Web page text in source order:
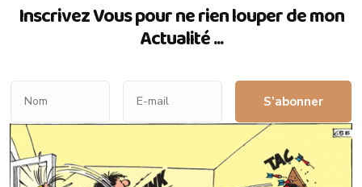
Inscrivez Vous pour ne rien louper de mon
Actualité ...
S’abonner